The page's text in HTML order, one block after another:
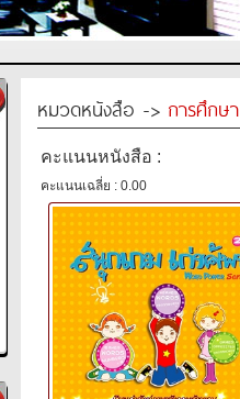
หมวดหนังสือ -> การศึกษา
คะแนนหนังสือ :
คะแนนเฉลี่ย : 0.00